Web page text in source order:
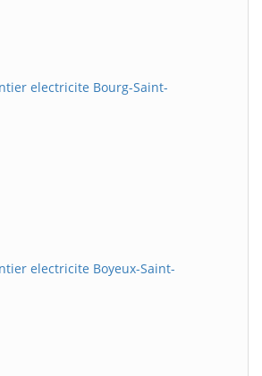
electricite Bourg-Saint-
electricite Boyeux-Saint-